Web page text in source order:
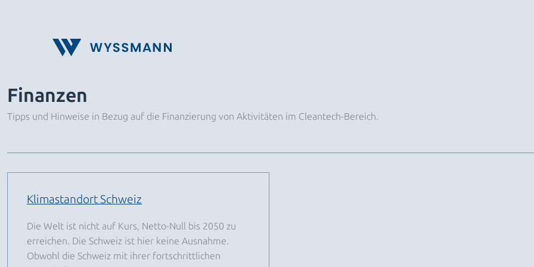
Finanzen
Tipps und Hinweise in Bezug auf die Finanzierung von Aktivitäten im Cleantech-Bereich.
Klimastandort Schweiz
Die Welt ist nicht auf Kurs, Netto-Null bis 2050 zu
erreichen. Die Schweiz ist hier keine Ausnahme.
Obwohl die Schweiz mit ihrer fortschrittlichen